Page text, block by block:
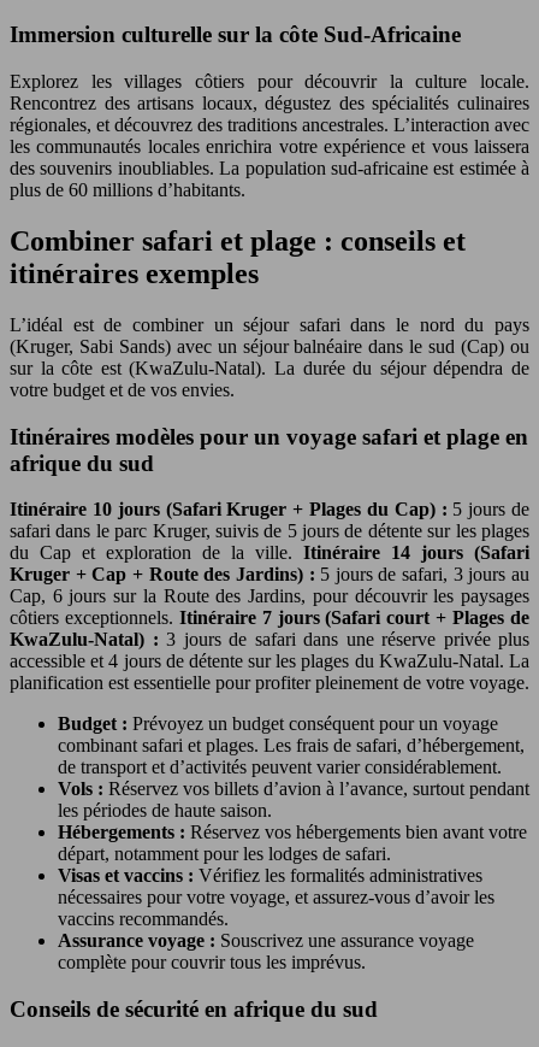
Immersion culturelle sur la côte Sud-Africaine
Explorez les villages côtiers pour découvrir la culture locale.
Rencontrez des artisans locaux, dégustez des spécialités culinaires
régionales, et découvrez des traditions ancestrales. L’interaction avec
les communautés locales enrichira votre expérience et vous laissera
des souvenirs inoubliables. La population sud-africaine est estimée à
plus de 60 millions d’habitants.
Combiner safari et plage : conseils et
itinéraires exemples
L’idéal est de combiner un séjour safari dans le nord du pays
(Kruger, Sabi Sands) avec un séjour balnéaire dans le sud (Cap) ou
sur la côte est (KwaZulu-Natal). La durée du séjour dépendra de
votre budget et de vos envies.
Itinéraires modèles pour un voyage safari et plage en
afrique du sud
Itinéraire 10 jours (Safari Kruger + Plages du Cap) : 5 jours de
safari dans le parc Kruger, suivis de 5 jours de détente sur les plages
du Cap et exploration de la ville. Itinéraire 14 jours (Safari
Kruger + Cap + Route des Jardins) : 5 jours de safari, 3 jours au
Cap, 6 jours sur la Route des Jardins, pour découvrir les paysages
côtiers exceptionnels. Itinéraire 7 jours (Safari court + Plages de
KwaZulu-Natal) : 3 jours de safari dans une réserve privée plus
accessible et 4 jours de détente sur les plages du KwaZulu-Natal. La
planification est essentielle pour profiter pleinement de votre voyage.
Budget : Prévoyez un budget conséquent pour un voyage
combinant safari et plages. Les frais de safari, d’hébergement,
de transport et d’activités peuvent varier considérablement.
Vols : Réservez vos billets d’avion à l’avance, surtout pendant
les périodes de haute saison.
Hébergements : Réservez vos hébergements bien avant votre
départ, notamment pour les lodges de safari.
Visas et vaccins : Vérifiez les formalités administratives
nécessaires pour votre voyage, et assurez-vous d’avoir les
vaccins recommandés.
Assurance voyage : Souscrivez une assurance voyage
complète pour couvrir tous les imprévus.
Conseils de sécurité en afrique du sud